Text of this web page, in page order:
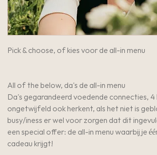
Pick & choose, of kies voor de all-in menu
All of the below, da's de all-in menu
Da's gegarandeerd voedende connecties, 4
ongetwijfeld ook herkent, als het niet is
busy/iness er wel voor zorgen dat dit
een special offer: de all-in menu waarbij je
cadeau krijgt!